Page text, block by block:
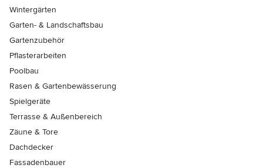
Wintergärten
Garten- & Landschaftsbau
Gartenzubehör
Pflasterarbeiten
Poolbau
Rasen & Gartenbewässerung
Spielgeräte
Terrasse & Außenbereich
Zäune & Tore
Dachdecker
Fassadenbauer